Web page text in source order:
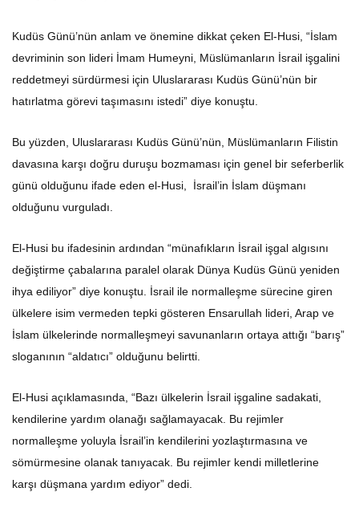
Kudüs Günü’nün anlam ve önemine dikkat çeken El-Husi, “İslam
devriminin son lideri İmam Humeyni, Müslümanların İsrail işgalini
reddetmeyi sürdürmesi için Uluslararası Kudüs Günü’nün bir
hatırlatma görevi taşımasını istedi” diye konuştu.
Bu yüzden, Uluslararası Kudüs Günü’nün, Müslümanların Filistin
davasına karşı doğru duruşu bozmaması için genel bir seferberlik
günü olduğunu ifade eden el-Husi, İsrail’in İslam düşmanı
olduğunu vurguladı.
El-Husi bu ifadesinin ardından “münafıkların İsrail işgal algısını
değiştirme çabalarına paralel olarak Dünya Kudüs Günü yeniden
ihya ediliyor” diye konuştu. İsrail ile normalleşme sürecine giren
ülkelere isim vermeden tepki gösteren Ensarullah lideri, Arap ve
İslam ülkelerinde normalleşmeyi savunanların ortaya attığı “barış”
sloganının “aldatıcı” olduğunu belirtti.
El-Husi açıklamasında, “Bazı ülkelerin İsrail işgaline sadakati,
kendilerine yardım olanağı sağlamayacak. Bu rejimler
normalleşme yoluyla İsrail’in kendilerini yozlaştırmasına ve
sömürmesine olanak tanıyacak. Bu rejimler kendi milletlerine
karşı düşmana yardım ediyor” dedi.